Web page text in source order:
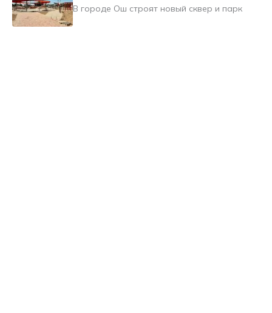
В городе Ош строят новый сквер и парк